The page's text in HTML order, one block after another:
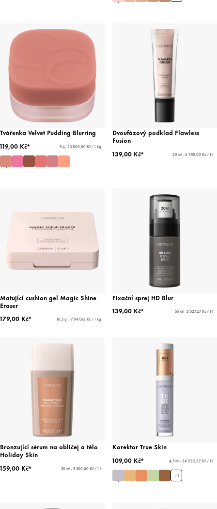
Tvářenka Velvet Pudding Blurring
119,00 Kč*
5 g - 23 800,00 Kč / 1 kg
Dvoufázový podklad Flawless
Fusion
139,00 Kč*
20 ml - 6 950,00 Kč / 1 l
Matující cushion gel Magic Shine
Eraser
179,00 Kč*
10,5 g - 17 047,62 Kč / 1 kg
Fixační sprej HD Blur
139,00 Kč*
55 ml - 2 527,27 Kč / 1 l
Bronzující sérum na obličej a tělo
Holiday Skin
159,00 Kč*
30 ml - 5 300,00 Kč / 1 l
Korektor True Skin
109,00 Kč*
4,5 ml - 24 222,22 Kč / 1 l
+11